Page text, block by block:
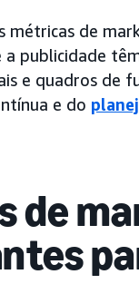
métricas de
publicidade
e quadros de
e do
de